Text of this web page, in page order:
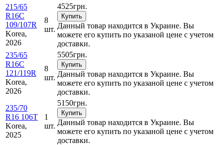
215/65
R16C
109/107R
Korea,
2026
8
шт.
4525грн.
Купить
Данный товар находится в Украине. Вы
можете его купить по указаной цене с учетом
доставки.
235/65
R16C
121/119R
Korea,
2026
8
шт.
5505грн.
Купить
Данный товар находится в Украине. Вы
можете его купить по указаной цене с учетом
доставки.
235/70
R16 106T
Korea,
2025
1
шт.
5150грн.
Купить
Данный товар находится в Украине. Вы
можете его купить по указаной цене с учетом
доставки.